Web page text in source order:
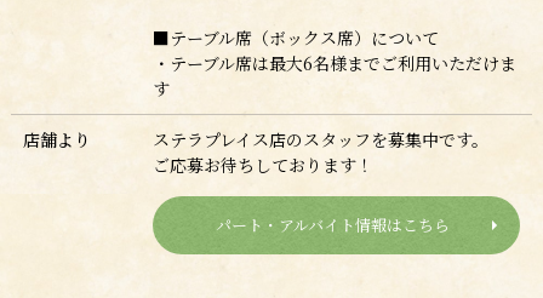
■テーブル席（ボックス席）について
・テーブル席は最大6名様までご利用いただけま
す
店舗より
ステラプレイス店のスタッフを募集中です。
ご応募お待ちしております！
パート・アルバイト情報はこちら